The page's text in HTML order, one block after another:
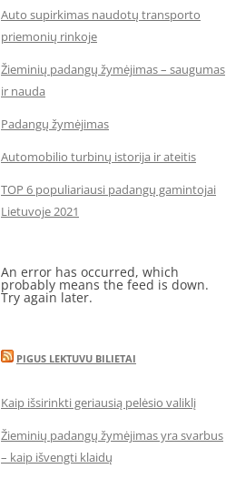
Auto supirkimas naudotų transporto
priemonių rinkoje
Žieminių padangų žymėjimas – saugumas
ir nauda
Padangų žymėjimas
Automobilio turbinų istorija ir ateitis
TOP 6 populiariausi padangų gamintojai
Lietuvoje 2021
An error has occurred, which
probably means the feed is down.
Try again later.
PIGUS LEKTUVU BILIETAI
Kaip išsirinkti geriausią pelėsio valiklį
Žieminių padangų žymėjimas yra svarbus
– kaip išvengti klaidų